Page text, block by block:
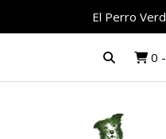
El Perro
0 -